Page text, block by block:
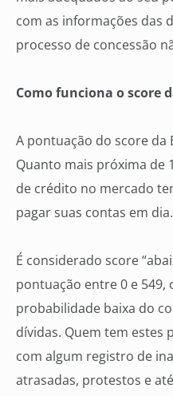
com as informações das
processo de concessão
Como funciona o score
A pontuação do score da
Quanto mais próxima de
de crédito no mercado
pagar suas contas em dia.
É considerado score
pontuação entre 0 e 549,
probabilidade baixa do
dívidas. Quem tem estes
com algum registro de
atrasadas, protestos e